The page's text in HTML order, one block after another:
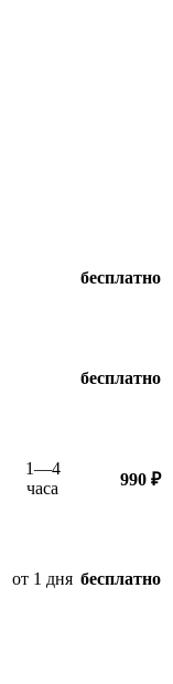
бесплатно
бесплатно
1—4
часа
990 ₽
от 1 дня бесплатно